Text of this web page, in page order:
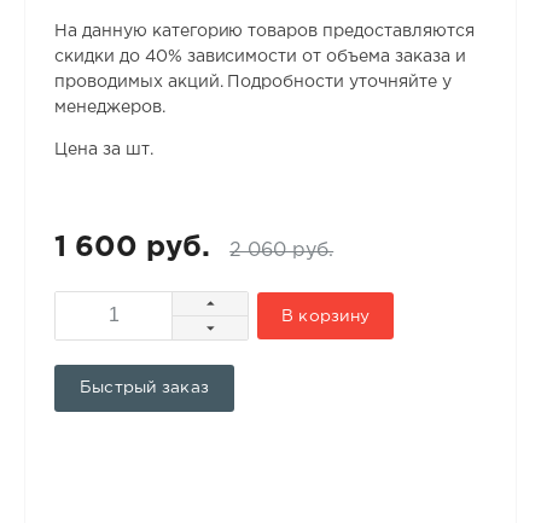
На данную категорию товаров предоставляются
скидки до 40% зависимости от объема заказа и
проводимых акций. Подробности уточняйте у
менеджеров.
Цена за шт.
1 600 руб. 2 060 руб.
В корзину
Быстрый заказ